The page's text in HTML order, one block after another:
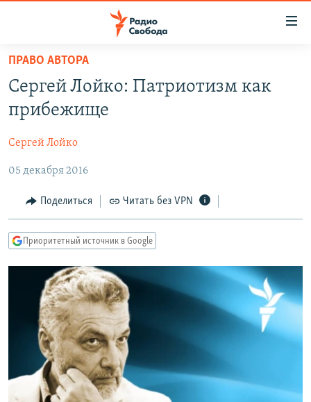
упрощенного
доступа
Вернуться
основному
Вернутся
главной
навигации
Вернутся
ПОДКАСТЫ
АВТОРСКИЕ ПРОЕКТЫ
ЦИТАТЫ СВОБОДЫ
МНЕНИЯ
КУЛЬТУРА
IDEL.РЕАЛИИ
КАВКАЗ.РЕАЛИИ
СЕВЕР.РЕАЛИИ
СИБИРЬ.РЕАЛИИ
РАСПИСАНИЕ ВЕЩАНИЯ
ПОДПИШИТЕСЬ НА РАССЫЛКУ
СОЦИАЛЬНЫЕ СЕТИ
ПРАВО АВТОРА
Сергей Лойко: Патриотизм как
прибежище
Сергей Лойко
05 декабря 2016
Поделиться Читать без VPN
Приоритетный источник в Google